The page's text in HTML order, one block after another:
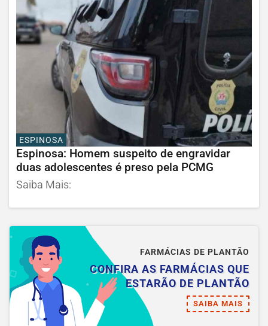
ESPINOSA
Espinosa: Homem suspeito de engravidar
duas adolescentes é preso pela PCMG
Saiba Mais:
FARMÁCIAS DE PLANTÃO
CONFIRA AS FARMÁCIAS QUE
ESTARÃO DE PLANTÃO
SAIBA MAIS